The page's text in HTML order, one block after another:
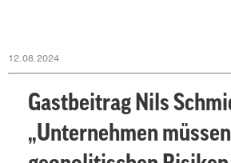
12.08.2024
Gastbeitrag Nils
„Unternehmen